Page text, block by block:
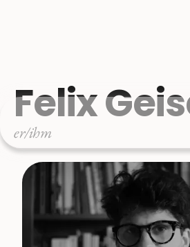
Felix
er/ihm